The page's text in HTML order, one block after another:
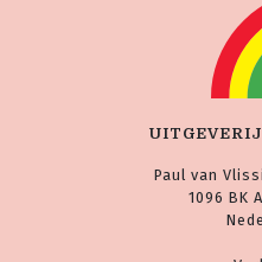
Paul van
1096 BK